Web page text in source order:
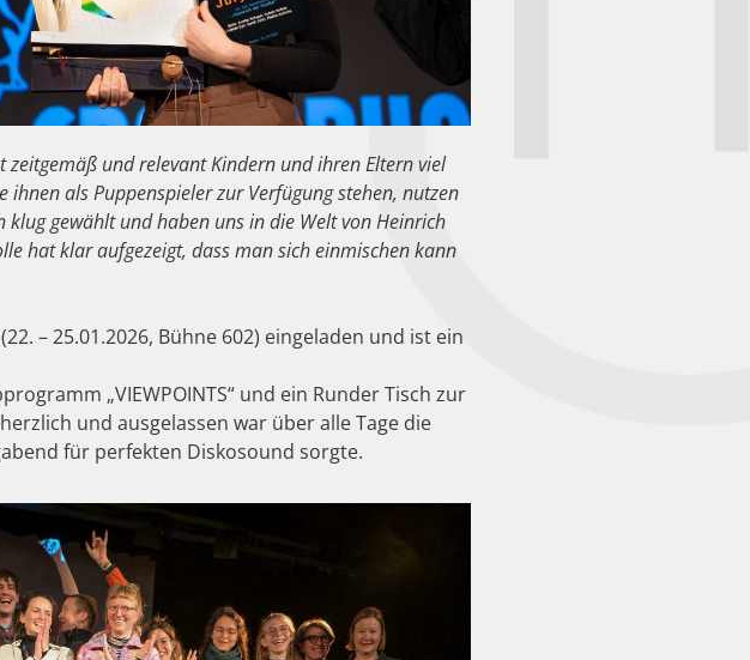
und relevant Kindern und ihren Eltern viel
als Puppenspieler zur Verfügung stehen, nutzen
gewählt und haben uns in die Welt von Heinrich
hat klar aufgezeigt, dass man sich einmischen kann
– 25.01.2026, Bühne 602) eingeladen und ist ein
„VIEWPOINTS“ und ein Runder Tisch zur
und ausgelassen war über alle Tage die
für perfekten Diskosound sorgte.